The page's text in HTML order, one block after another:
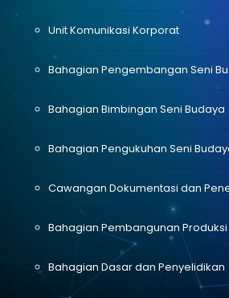
Unit Komunikasi Korporat
Bahagian Pengembangan Seni
Bahagian Bimbingan Seni Budaya
Bahagian Pengukuhan Seni
Cawangan Dokumentasi dan
Bahagian Pembangunan Produksi
Bahagian Dasar dan Penyelidikan